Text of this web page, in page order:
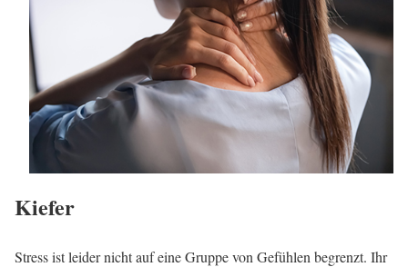
Kiefer
Stress ist leider nicht auf eine Gruppe von Gefühlen begrenzt. Ihr